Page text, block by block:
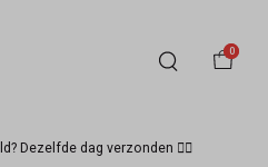
0
Dezelfde dag verzonden 🏃‍♀️